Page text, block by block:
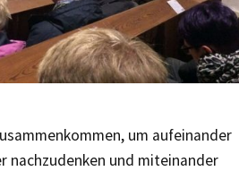
um aufeinander
nachzudenken und miteinander